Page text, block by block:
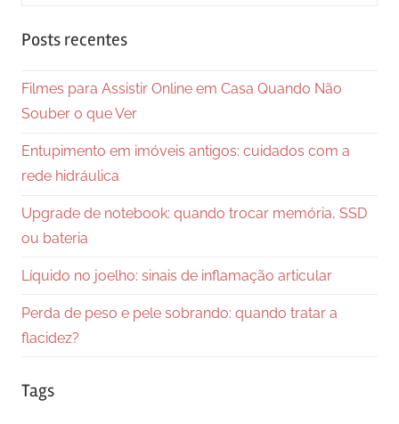
Posts recentes
Filmes para Assistir Online em Casa Quando Não
Souber o que Ver
Entupimento em imóveis antigos: cuidados com a
rede hidráulica
Upgrade de notebook: quando trocar memória, SSD
ou bateria
Líquido no joelho: sinais de inflamação articular
Perda de peso e pele sobrando: quando tratar a
flacidez?
Tags